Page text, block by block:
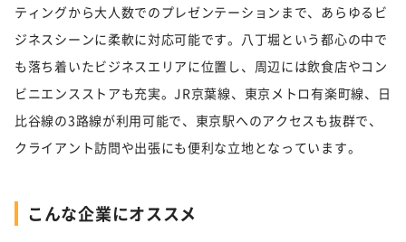
ティングから大人数でのプレゼンテーションまで、あらゆるビ
ジネスシーンに柔軟に対応可能です。八丁堀という都心の中で
も落ち着いたビジネスエリアに位置し、周辺には飲食店やコン
ビニエンスストアも充実。JR京葉線、東京メトロ有楽町線、日
比谷線の3路線が利用可能で、東京駅へのアクセスも抜群で、
クライアント訪問や出張にも便利な立地となっています。
こんな企業にオススメ